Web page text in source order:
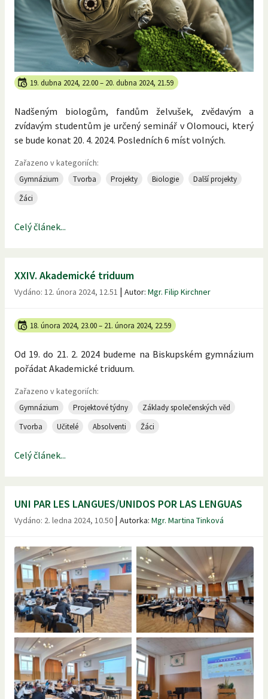
19. dubna 2024, 22.00– 20. dubna 2024, 21.59
Nadšeným biologům, fandům želvušek, zvědavým a
zvídavým studentům je určený seminář v Olomouci, který
se bude konat 20. 4. 2024. Posledních 6 míst volných.
Zařazeno v kategoriích:
Gymnázium Tvorba Projekty Biologie
Další projekty
Žáci
Celý článek...
XXIV. Akademické triduum
Vydáno: 12. února 2024, 12.51 | Autor: Mgr. Filip Kirchner
18. února 2024, 23.00– 21. února 2024, 22.59
Od 19. do 21. 2. 2024 budeme na Biskupském gymnázium
pořádat Akademické triduum.
Zařazeno v kategoriích:
Gymnázium Projektové týdny
Základy společenských věd
Tvorba
Učitelé Absolventi Žáci
Celý článek...
UNI PAR LES LANGUES/UNIDOS POR LAS LENGUAS
Vydáno: 2. ledna 2024, 10.50 | Autorka: Mgr. Martina Tinková